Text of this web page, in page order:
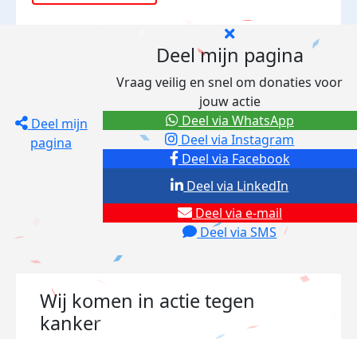
Deel mijn
pagina
Deel mijn pagina
Vraag veilig en snel om donaties voor
jouw actie
Deel via Facebook
Deel via Instagram
Deel via e-mail
Deel via SMS
Deel via LinkedIn
Deel via WhatsApp
Wij komen in actie tegen
kanker